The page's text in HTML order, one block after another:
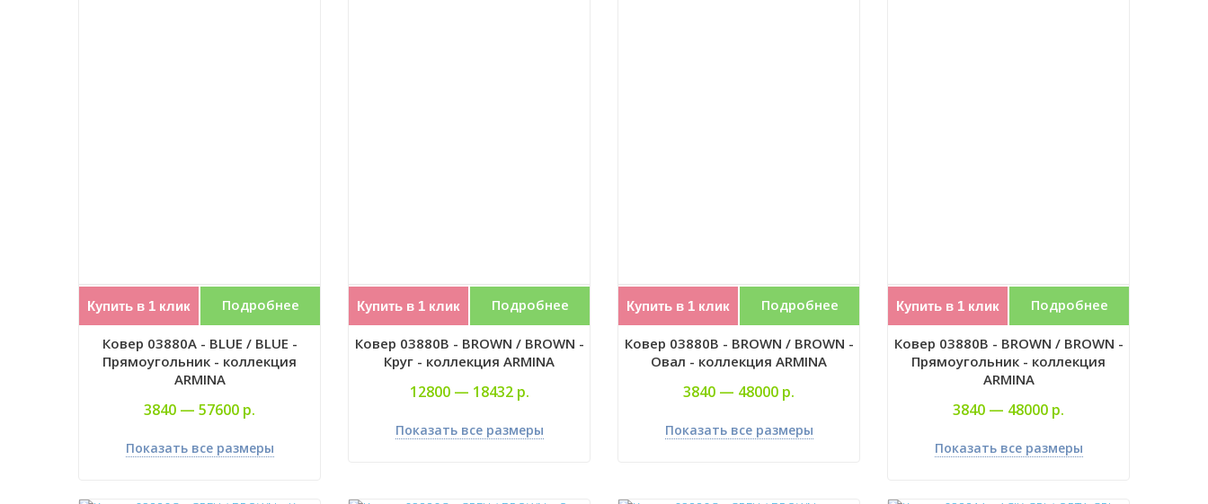
Купить в 1 клик Подробнее
Ковер 03880A - BLUE / BLUE -
Прямоугольник - коллекция
ARMINA
3840 — 57600 р.
Показать все размеры
Купить в 1 клик Подробнее
Ковер 03880B - BROWN / BROWN -
Круг - коллекция ARMINA
12800 — 18432 р.
Показать все размеры
Купить в 1 клик Подробнее
Ковер 03880B - BROWN / BROWN -
Овал - коллекция ARMINA
3840 — 48000 р.
Показать все размеры
Купить в 1 клик Подробнее
Ковер 03880B - BROWN / BROWN -
Прямоугольник - коллекция
ARMINA
3840 — 48000 р.
Показать все размеры